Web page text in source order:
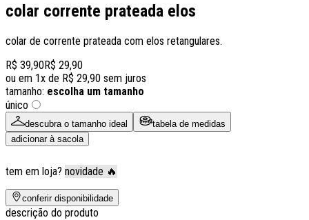
colar corrente prateada elos
colar de corrente prateada com elos retangulares.
R$ 39,90R$ 29,90
ou em 1x de R$ 29,90 sem juros
tamanho: escolha um tamanho
único
descubra o tamanho ideal
tabela de medidas
adicionar à sacola
tem em loja? novidade 🔥
conferir disponibilidade
descrição do produto